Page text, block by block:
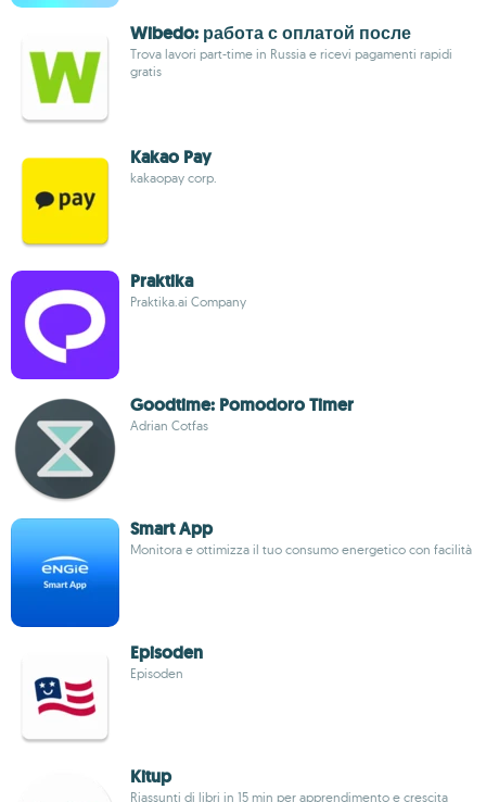
Wibedo: работа с оплатой после
Trova lavori part-time in Russia e ricevi pagamenti rapidi
gratis
Kakao Pay
kakaopay corp.
Praktika
Praktika.ai Company
Goodtime: Pomodoro Timer
Adrian Cotfas
Smart App
Monitora e ottimizza il tuo consumo energetico con facilità
Episoden
Episoden
Kitup
Riassunti di libri in 15 min per apprendimento e crescita